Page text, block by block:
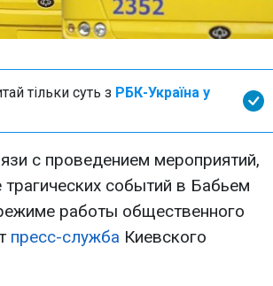
тільки суть з РБК-Україна у
с проведением мероприятий,
событий в Бабьем
работы общественного
пресс-служба Киевского